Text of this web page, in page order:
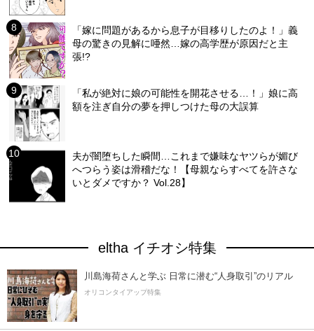
「嫁に問題があるから息子が目移りしたのよ！」義
母の驚きの見解に唖然…嫁の高学歴が原因だと主
張!?
「私が絶対に娘の可能性を開花させる…！」娘に高
額を注ぎ自分の夢を押しつけた母の大誤算
夫が闇堕ちした瞬間…これまで嫌味なヤツらが媚び
へつらう姿は滑稽だな！【母親ならすべてを許さな
いとダメですか？ Vol.28】
eltha イチオシ特集
川島海荷さんと学ぶ 日常に潜む“人身取引”のリアル
オリコンタイアップ特集